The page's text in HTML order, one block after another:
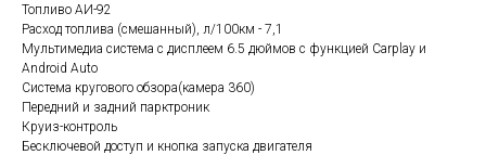
Топливо АИ-92
Расход топлива (смешанный), л/100км - 7,1
Мультимедиа система с дисплеем 6.5 дюймов с функцией Carplay и
Android Auto
Cистема кругового обзора(камера 360)
Передний и задний парктроник
Круиз-контроль
Бесключевой доступ и кнопка запуска двигателя